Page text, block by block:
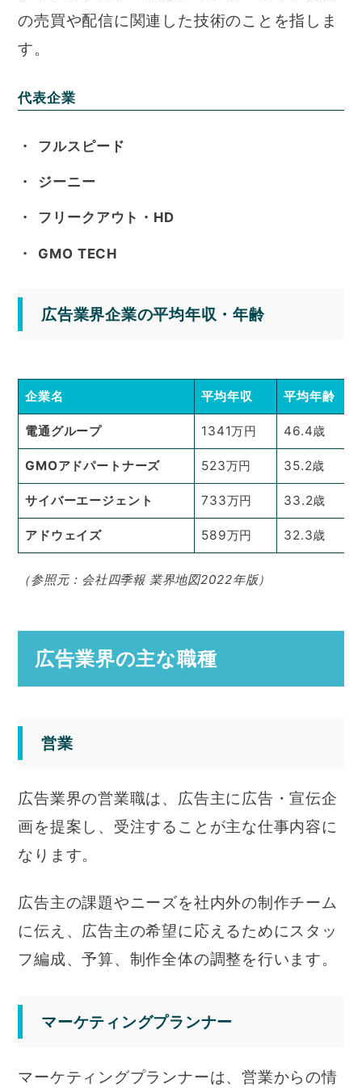
の売買や配信に関連した技術のことを指しま
す。
代表企業
フルスピード
ジーニー
フリークアウト・HD
GMO TECH
広告業界企業の平均年収・年齢
企業名 平均年収 平均年齢
電通グループ 1341万円 46.4歳
GMOアドパートナーズ 523万円 35.2歳
サイバーエージェント 733万円 33.2歳
アドウェイズ 589万円 32.3歳
（参照元：会社四季報 業界地図2022年版）
広告業界の主な職種
営業
広告業界の営業職は、広告主に広告・宣伝企
画を提案し、受注することが主な仕事内容に
なります。
広告主の課題やニーズを社内外の制作チーム
に伝え、広告主の希望に応えるためにスタッ
フ編成、予算、制作全体の調整を行います。
マーケティングプランナー
マーケティングプランナーは、営業からの情